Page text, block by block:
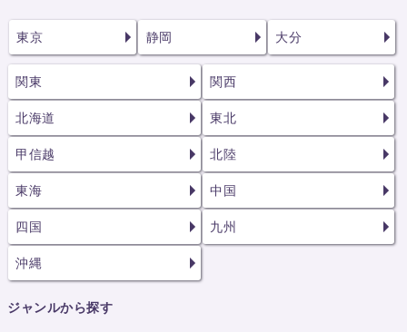
東京 静岡 大分
関東 関西
北海道 東北
甲信越 北陸
東海 中国
四国 九州
沖縄
ジャンルから探す